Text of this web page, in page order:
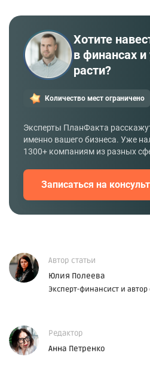
Хотите
в финансах и
расти?
Количество мест ограничено
Эксперты ПланФакта
именно вашего бизнеса. Уже
1300+ компаниям из разных
Записаться на
Автор статьи
Юлия Полеева
Эксперт-финансист и автор
Редактор
Анна Петренко